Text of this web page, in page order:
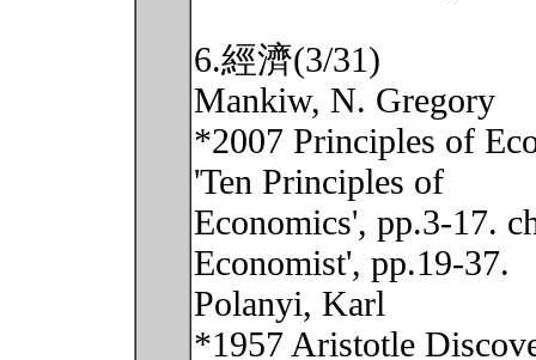
6.經濟(3/31)
Mankiw, N. Gregory
*2007 Principles of
'Ten Principles of
Economics', pp.3-17.
Economist', pp.19-37.
Polanyi, Karl
*1957 Aristotle